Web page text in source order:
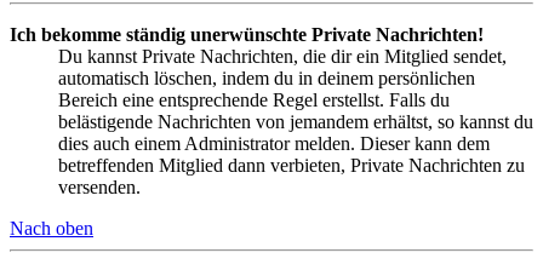
Ich bekomme ständig unerwünschte Private Nachrichten!
Du kannst Private Nachrichten, die dir ein Mitglied sendet,
automatisch löschen, indem du in deinem persönlichen
Bereich eine entsprechende Regel erstellst. Falls du
belästigende Nachrichten von jemandem erhältst, so kannst du
dies auch einem Administrator melden. Dieser kann dem
betreffenden Mitglied dann verbieten, Private Nachrichten zu
versenden.
Nach oben